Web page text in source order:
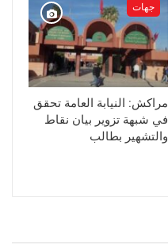
جهات
مراكش: النيابة العامة تحقق
في شبهة تزوير بيان نقاط
والتشهير بطالب